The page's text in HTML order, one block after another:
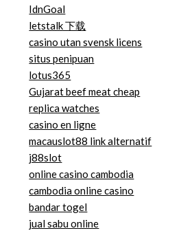
IdnGoal
letstalk 下载
casino utan svensk licens
situs penipuan
lotus365
Gujarat beef meat cheap
replica watches
casino en ligne
macauslot88 link alternatif
j88slot
online casino cambodia
cambodia online casino
bandar togel
jual sabu online